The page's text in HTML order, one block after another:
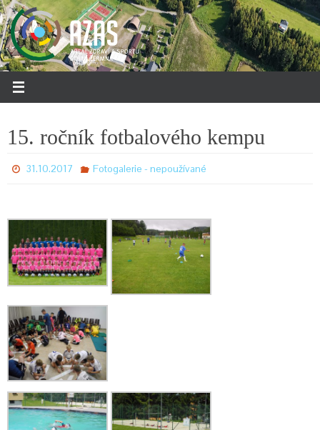
Přeskočit
na
obsah
15. ročník fotbalového kempu
31.10.2017 Fotogalerie - nepoužívané